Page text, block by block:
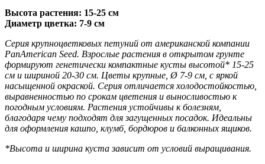
Высота растения: 15-25 см
Диаметр цветка: 7-9 см
Серия крупноцветковых петуний от американской компании
PanAmerican Seed. Взрослые растения в открытом грунте
формируют генетически компактные кусты высотой* 15-25
см и шириной 20-30 см. Цветы крупные, Ø 7-9 см, с яркой
насыщенной окраской. Серия отличается холодостойкостью,
выравненностью по срокам цветения и выносливостью к
погодным условиям. Растения устойчивы к болезням,
благодаря чему подходят для загущенных посадок. Идеальны
для оформления кашпо, клумб, бордюров и балконных ящиков.
*Высота и ширина куста зависит от условий выращивания.